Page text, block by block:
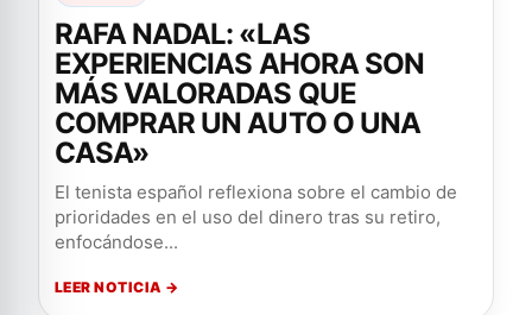
RAFA NADAL: «LAS
EXPERIENCIAS AHORA SON
MÁS VALORADAS QUE
COMPRAR UN AUTO O UNA
CASA»
El tenista español reflexiona sobre el cambio de
prioridades en el uso del dinero tras su retiro,
enfocándose...
LEER NOTICIA →